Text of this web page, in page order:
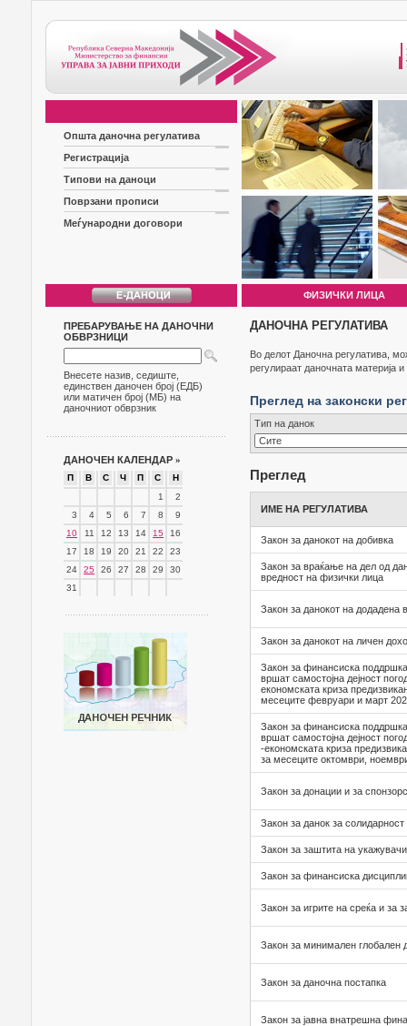
Општа даночна регулатива
Регистрација
Типови на даноци
Поврзани прописи
Меѓународни договори
ФИЗИЧКИ ЛИЦА
ПРЕБАРУВАЊЕ НА ДАНОЧНИ
ОБВРЗНИЦИ
Внесете назив, седиште,
единствен даночен број (ЕДБ)
или матичен број (МБ) на
даночниот обврзник
ДАНОЧЕН КАЛЕНДАР »
П В С Ч П С
Н
1
2
3
4 5 6 7 8
9
10
11 12 13 14 15
16
17
18 19 20 21 22
23
24
25 26 27 28 29
30
31
ДАНОЧНА РЕГУЛАТИВА
Во делот Даночна регулатива,
регулираат даночната материја
Преглед на законски
Тип на данок
Преглед
ИМЕ НА РЕГУЛАТИВА
Закон за данокот на добивка
Закон за враќање на дел од
вредност на физички лица
Закон за данокот на додадена
Закон за данокот на личен
Закон за финансиска
вршат самостојна дејност
економската криза
месеците февруари и март
Закон за финансиска
вршат самостојна дејност
-економската криза
за месеците октомври,
Закон за донации и за
Закон за данок за солидарност
Закон за заштита на укажувачи
Закон за финансиска
Закон за игрите на среќа и за
Закон за минимален глобален
Закон за даночна постапка
Закон за јавна внатрешна